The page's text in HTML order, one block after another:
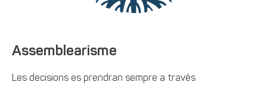
Assemblearisme
Les decisions es prendran sempre a través